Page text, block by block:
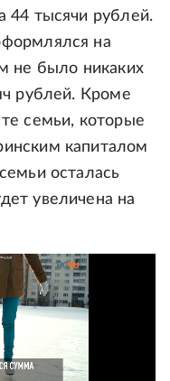
44 тысячи рублей.
на
не было никаких
рублей. Кроме
семьи, которые
капиталом
осталась
увеличена на